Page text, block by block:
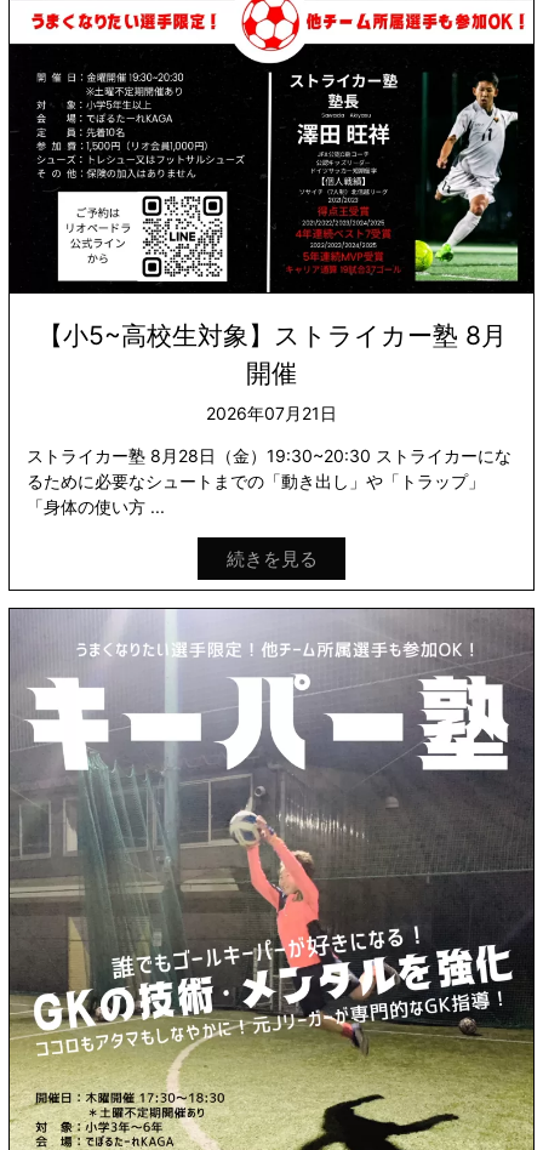
【小5~高校生対象】ストライカー塾 8月
開催
2026年07月21日
ストライカー塾 8月28日（金）19:30~20:30 ストライカーにな
るために必要なシュートまでの「動き出し」や「トラップ」
「身体の使い方 ...
続きを見る